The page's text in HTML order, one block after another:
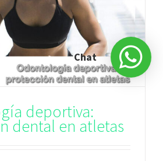
deportiva:
dental en atletas
Chat